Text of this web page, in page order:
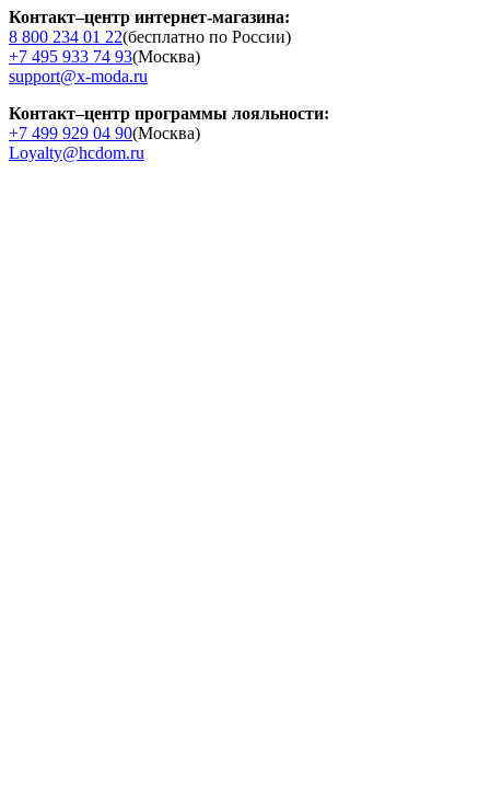
Контакт–центр интернет-магазина:
8 800 234 01 22(бесплатно по России)
+7 495 933 74 93(Москва)
support@x-moda.ru
Контакт–центр программы лояльности:
+7 499 929 04 90(Москва)
Loyalty@hcdom.ru